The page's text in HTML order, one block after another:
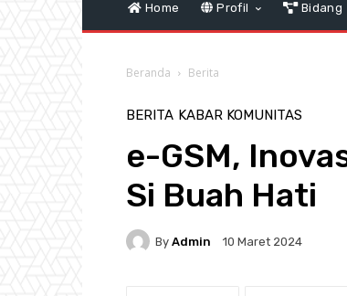
Home Profil Bidang
Beranda Berita
BERITA KABAR KOMUNITAS
e-GSM,
Si Buah Hati
By Admin 10 Maret 2024